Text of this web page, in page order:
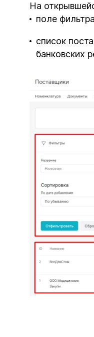
На
поле
список
банковских